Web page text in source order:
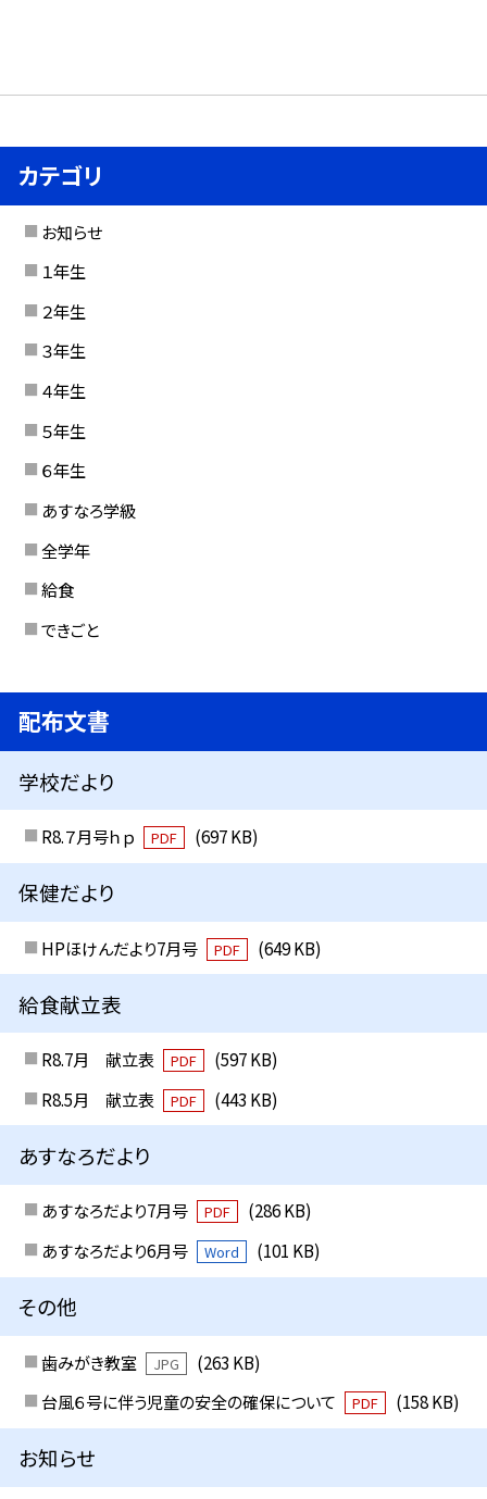
カテゴリ
お知らせ
１年生
２年生
３年生
４年生
５年生
６年生
あすなろ学級
全学年
給食
できごと
配布文書
学校だより
R8.７月号ｈｐ PDF (697 KB)
保健だより
HPほけんだより7月号 PDF (649 KB)
給食献立表
R8.7月 献立表 PDF
(597 KB)
R8.5月 献立表
PDF (443 KB)
あすなろだより
あすなろだより7月号 PDF
(286 KB)
あすなろだより6月号
Word (101 KB)
その他
歯みがき教室 JPG
(263 KB)
台風６号に伴う児童の安全の確保について
PDF (158 KB)
お知らせ